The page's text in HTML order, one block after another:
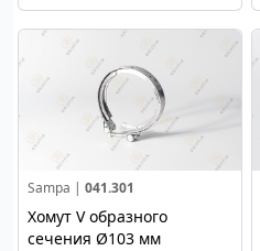
Sampa | 041.301
Хомут V образного
сечения Ø103 мм